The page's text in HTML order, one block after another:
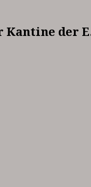
Kantine der